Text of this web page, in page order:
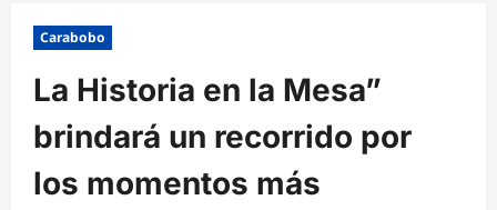
Carabobo
La Historia en la Mesa”
brindará un recorrido por
los momentos más